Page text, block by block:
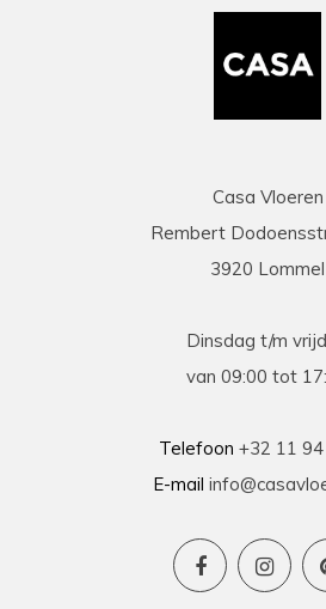
Casa Vloeren
Rembert
3920 Lommel
Dinsdag t/m
van 09:00 tot
Telefoon +32 11
E-mail